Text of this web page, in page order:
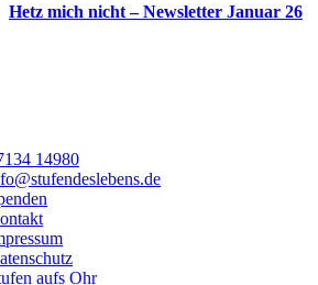
Hetz mich nicht – Newsletter Januar 26
14980
aufs Ohr